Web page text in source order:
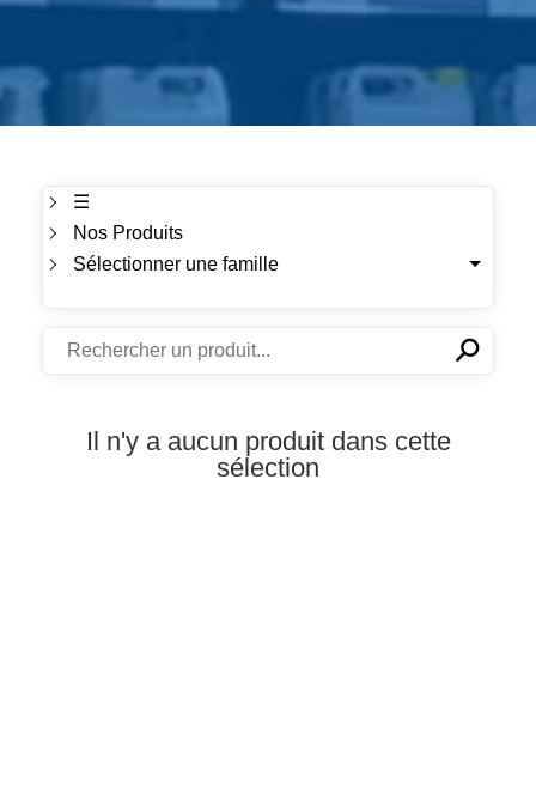
☰
Nos Produits
Sélectionner une famille
✕⚲
Il n'y a aucun produit dans cette
sélection